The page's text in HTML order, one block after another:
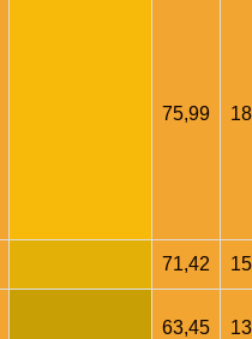
75,99
71,42
63,45